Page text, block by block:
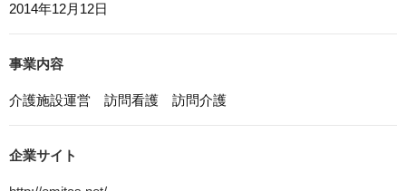
ためにCookieを使用しています。このトラフィックデータ
せん。この機能はCookieを無効にすることで収集を拒否す
8. プライバシーポリシーの変更
シーポリシーで別段の定めのある事項を除いて，応募者等
2014年12月12日
事業内容
介護施設運営 訪問看護 訪問介護
企業サイト